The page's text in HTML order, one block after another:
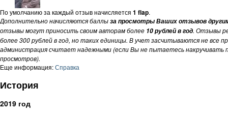
По умолчанию за каждый отзыв начисляется 1 flap.
Дополнительно начисляются баллыза просмотры Ваших отзывов
отзывы могут приносить своим авторам более 10 рублей в год. Отзывы
более 300 рублей в год, но таких единицы. В учет засчитываются не все
администрация считает надежными (если Вы не пытаетесь накручивать
просмотров).
Еще информация:Справка
История
2019 год